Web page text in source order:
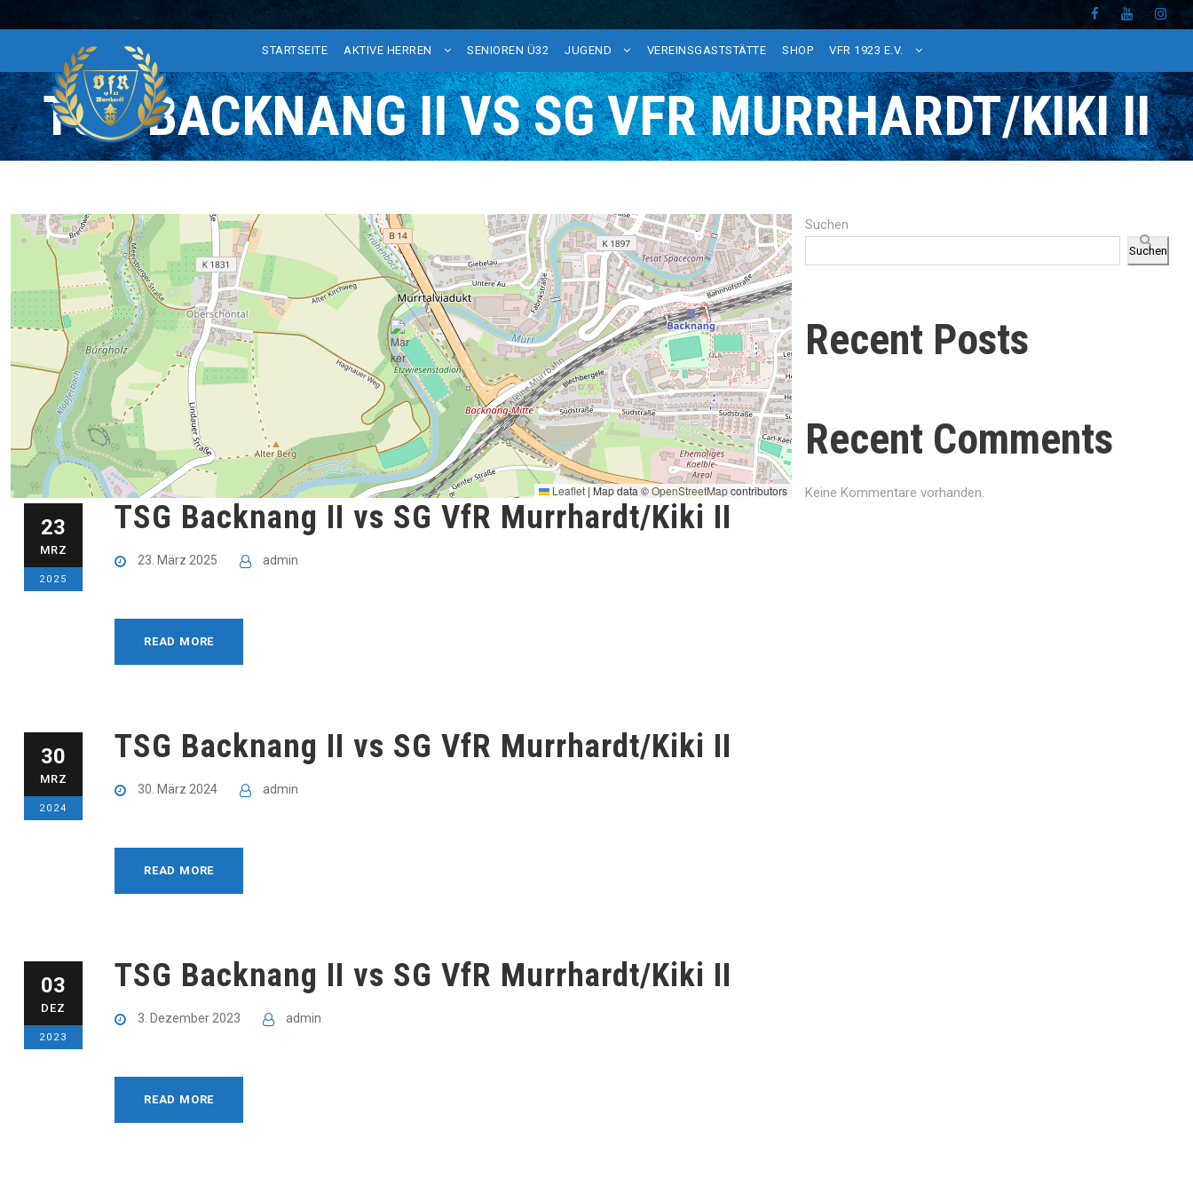
STARTSEITE AKTIVE HERREN SENIOREN Ü32 JUGEND VEREINSGASTSTÄTTE SHOP VFR 1923 E.V.
TSG BACKNANG II VS SG VFR MURRHARDT/KIKI II
Leaflet | Map data ©OpenStreetMapcontributors
23
MRZ
2025
TSG Backnang II vs SG VfR Murrhardt/Kiki II
23. März 2025 admin
READ MORE
30
MRZ
2024
TSG Backnang II vs SG VfR Murrhardt/Kiki II
30. März 2024 admin
READ MORE
03
DEZ
2023
TSG Backnang II vs SG VfR Murrhardt/Kiki II
3. Dezember 2023 admin
READ MORE
Suchen
Suchen
Recent Posts
Recent Comments
Keine Kommentare vorhanden.